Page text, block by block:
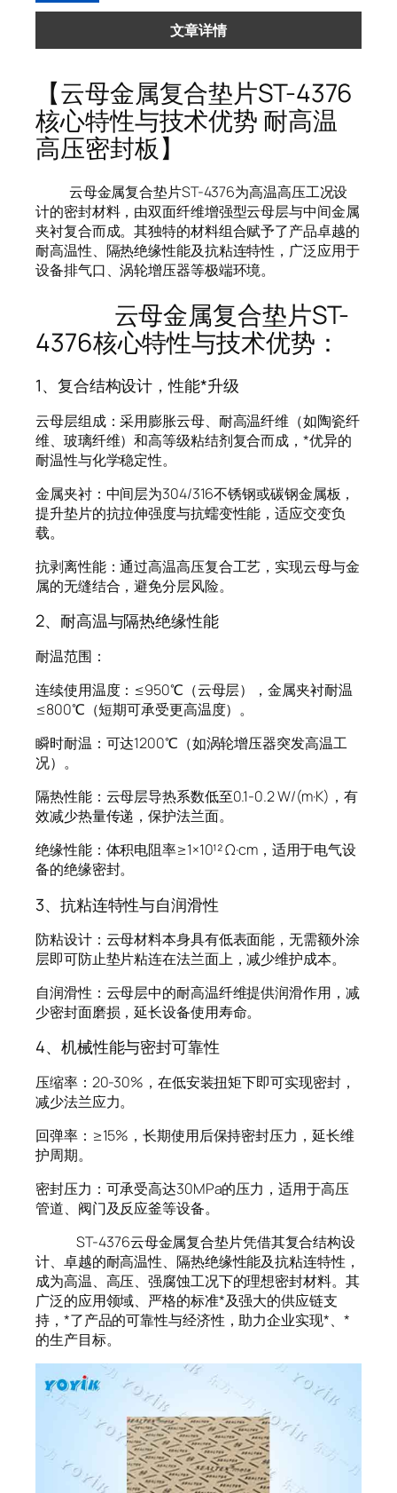
文章详情
【云母金属复合垫片ST-4376
核心特性与技术优势 耐高温
高压密封板】
云母金属复合垫片ST-4376为高温高压工况设
计的密封材料，由双面纤维增强型云母层与中间金属
夹衬复合而成。其独特的材料组合赋予了产品卓越的
耐高温性、隔热绝缘性能及抗粘连特性，广泛应用于
设备排气口、涡轮增压器等极端环境。
云母金属复合垫片ST-
4376核心特性与技术优势：
1、复合结构设计，性能*升级
云母层组成：采用膨胀云母、耐高温纤维（如陶瓷纤
维、玻璃纤维）和高等级粘结剂复合而成，*优异的
耐温性与化学稳定性。
金属夹衬：中间层为304/316不锈钢或碳钢金属板，
提升垫片的抗拉伸强度与抗蠕变性能，适应交变负
载。
抗剥离性能：通过高温高压复合工艺，实现云母与金
属的无缝结合，避免分层风险。
2、耐高温与隔热绝缘性能
耐温范围：
连续使用温度：≤950℃（云母层），金属夹衬耐温
≤800℃（短期可承受更高温度）。
瞬时耐温：可达1200℃（如涡轮增压器突发高温工
况）。
隔热性能：云母层导热系数低至0.1-0.2 W/(m·K)，有
效减少热量传递，保护法兰面。
绝缘性能：体积电阻率≥1×10¹² Ω·cm，适用于电气设
备的绝缘密封。
3、抗粘连特性与自润滑性
防粘设计：云母材料本身具有低表面能，无需额外涂
层即可防止垫片粘连在法兰面上，减少维护成本。
自润滑性：云母层中的耐高温纤维提供润滑作用，减
少密封面磨损，延长设备使用寿命。
4、机械性能与密封可靠性
压缩率：20-30%，在低安装扭矩下即可实现密封，
减少法兰应力。
回弹率：≥15%，长期使用后保持密封压力，延长维
护周期。
密封压力：可承受高达30MPa的压力，适用于高压
管道、阀门及反应釜等设备。
ST-4376云母金属复合垫片凭借其复合结构设
计、卓越的耐高温性、隔热绝缘性能及抗粘连特性，
成为高温、高压、强腐蚀工况下的理想密封材料。其
广泛的应用领域、严格的标准*及强大的供应链支
持，*了产品的可靠性与经济性，助力企业实现*、*
的生产目标。